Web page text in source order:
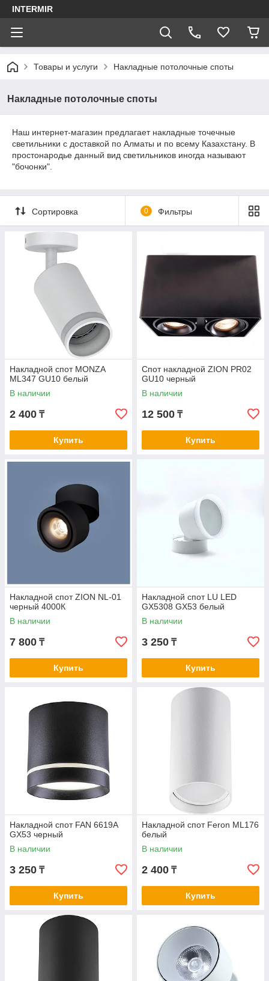
INTERMIR
Товары и услуги Накладные потолочные споты
Накладные потолочные споты
Наш интернет-магазин предлагает накладные точечные
светильники с доставкой по Алматы и по всему Казахстану. В
простонародье данный вид светильников иногда называют
"бочонки".
Сортировка 0 Фильтры
Накладной спот MONZA
ML347 GU10 белый
В наличии
2 400 ₸
Купить
Спот накладной ZION PR02
GU10 черный
В наличии
12 500 ₸
Купить
Накладной спот ZION NL-01
черный 4000К
В наличии
7 800 ₸
Купить
Накладной спот LU LED
GX5308 GX53 белый
В наличии
3 250 ₸
Купить
Накладной спот FAN 6619A
GX53 черный
В наличии
3 250 ₸
Купить
Накладной спот Feron ML176
белый
В наличии
2 400 ₸
Купить